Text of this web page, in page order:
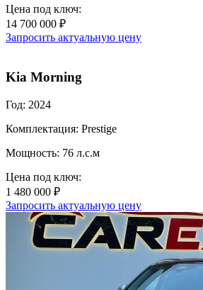
Цена под ключ:
14 700 000 ₽
Запросить актуальную цену
Kia Morning
Год: 2024
Комплектация: Prestige
Мощность: 76 л.с.м
Цена под ключ:
1 480 000 ₽
Запросить актуальную цену